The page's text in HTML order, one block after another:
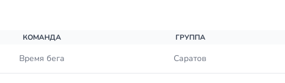
КОМАНДА ГРУППА
Время бега Саратов